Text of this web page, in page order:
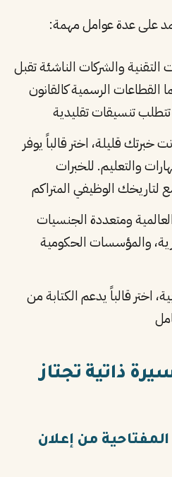
على عدة عوامل مهمة:
التقنية والشركات الناشئة تقبل
القطاعات الرسمية كالقانون
تنسيقات تقليدية
خبرتك قليلة، اختر قالباً يوفر
والتعليم. للخبرات
لتاريخك الوظيفي المتراكم
ومتعددة الجنسيات
والمؤسسات الحكومية
اختر قالباً يدعم الكتابة من
ذاتية تجتاز
من إعلان